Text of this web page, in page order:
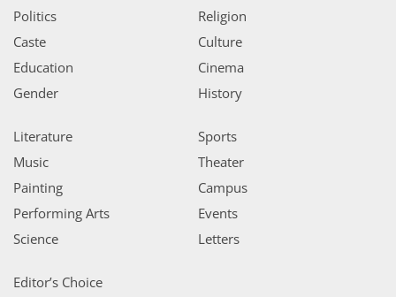
Politics
Caste
Education
Gender
Religion
Culture
Cinema
History
Literature
Music
Painting
Performing Arts
Science
Sports
Theater
Campus
Events
Letters
Editor’s Choice